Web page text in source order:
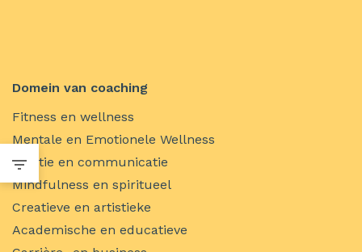
Domein van coaching
Fitness en wellness
Mentale en Emotionele Wellness
Relatie en communicatie
Mindfulness en spiritueel
Creatieve en artistieke
Academische en educatieve